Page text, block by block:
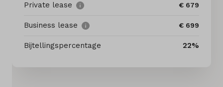
Diensten
Private lease € 679
Business lease € 699
Bijtellingspercentage 22%